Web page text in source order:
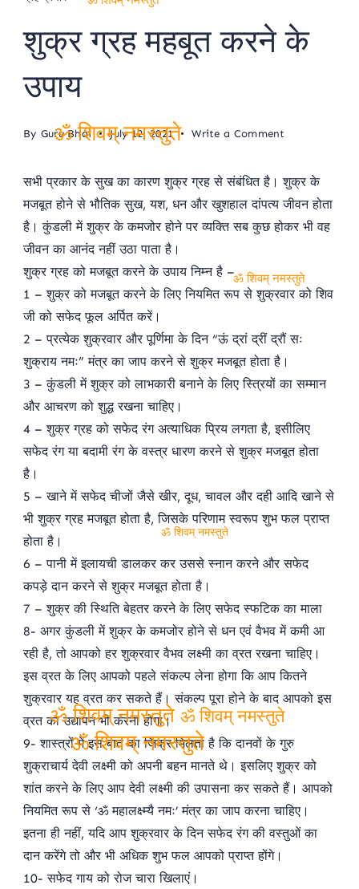
शुक्र ग्रह महबूत करने के
उपाय
By Guru Bhai July 12, 2021 Write a Comment
महबूत
करने
के
सभी प्रकार के सुख का कारण शुक्र ग्रह से संबंधित है। शुक्र के
मजबूत होने से भौतिक सुख, यश, धन और खुशहाल दांपत्य जीवन होता
है। कुंडली में शुक्र के कमजोर होने पर व्यक्ति सब कुछ होकर भी वह
जीवन का आनंद नहीं उठा पाता है।
शुक्र ग्रह को मजबूत करने के उपाय निम्न है –
1 – शुक्र को मजबूत करने के लिए नियमित रूप से शुक्रवार को शिव
जी को सफेद फूल अर्पित करें।
2 – प्रत्येक शुक्रवार और पूर्णिमा के दिन “ऊं द्रां द्रीं द्रौं सः
शुक्राय नमः” मंत्र का जाप करने से शुक्र मजबूत होता है।
3 – कुंडली में शुक्र को लाभकारी बनाने के लिए स्त्रियों का सम्मान
और आचरण को शुद्ध रखना चाहिए।
4 – शुक्र ग्रह को सफेद रंग अत्याधिक प्रिय लगता है, इसीलिए
सफेद रंग या बदामी रंग के वस्त्र धारण करने से शुक्र मजबूत होता
है।
5 – खाने में सफेद चीजों जैसे खीर, दूध, चावल और दही आदि खाने से
भी शुक्र ग्रह मजबूत होता है, जिसके परिणाम स्वरूप शुभ फल प्राप्त
होता है।
6 – पानी में इलायची डालकर कर उससे स्नान करने और सफेद
कपड़े दान करने से शुक्र मजबूत होता है।
7 – शुक्र की स्थिति बेहतर करने के लिए सफेद स्फटिक का माला
8- अगर कुंडली में शुक्र के कमजोर होने से धन एवं वैभव में कमी आ
रही है, तो आपको हर शुक्रवार वैभव लक्ष्‍मी का व्रत रखना चाहिए।
इस व्रत के लिए आपको पहले संकल्‍प लेना होगा कि आप कितने
शुक्रवार यह व्रत कर सकते हैं। संकल्‍प पूरा होने के बाद आपको इस
व्रत का उद्यापन भी करना होगा।
9- शास्‍त्रों में इस बात का जिक्र मिलता है कि दानवों के गुरु
शुक्राचार्य देवी लक्ष्‍मी को अपनी बहन मानते थे। इसलिए शुक्र को
शांत करने के लिए आप देवी लक्ष्‍मी की उपासना कर सकते हैं। आपको
नियमित रूप से ‘ॐ महालक्ष्म्यै नमः’ मंत्र का जाप करना चाहिए।
इतना ही नहीं, यदि आप शुक्रवार के दिन सफेद रंग की वस्‍तुओं का
दान करेंगे तो और भी अधिक शुभ फल आपको प्राप्‍त होंगे।
10- सफेद गाय को रोज चारा खिलाएं।
ॐ शिवम् नमस्तुते
ॐ शिवम् नमस्तुते
ॐ शिवम् नमस्तुते
ॐ शिवम् नमस्तुते